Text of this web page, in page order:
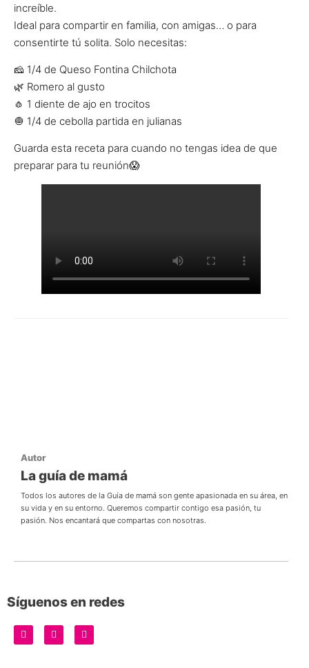
increíble.
Ideal para compartir en familia, con amigas… o para
consentirte tú solita. Solo necesitas:
🧀 1/4 de Queso Fontina Chilchota
🌿 Romero al gusto
🧄 1 diente de ajo en trocitos
🧅 1/4 de cebolla partida en julianas
Guarda esta receta para cuando no tengas idea de que
preparar para tu reunión😱
Autor
La guía de mamá
Todos los autores de la Guía de mamá son gente apasionada en su área, en
su vida y en su entorno. Queremos compartir contigo esa pasión, tu
pasión. Nos encantará que compartas con nosotras.
Síguenos en redes